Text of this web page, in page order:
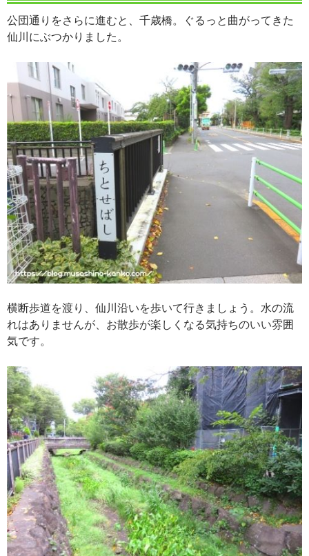
公団通りをさらに進むと、千歳橋。ぐるっと曲がってきた
仙川にぶつかりました。
横断歩道を渡り、仙川沿いを歩いて行きましょう。水の流
れはありませんが、お散歩が楽しくなる気持ちのいい雰囲
気です。